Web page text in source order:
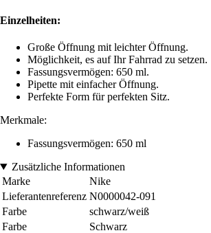
Einzelheiten:
Große Öffnung mit leichter Öffnung.
Möglichkeit, es auf Ihr Fahrrad zu setzen.
Fassungsvermögen: 650 ml.
Pipette mit einfacher Öffnung.
Perfekte Form für perfekten Sitz.
Merkmale:
Fassungsvermögen: 650 ml
Zusätzliche Informationen
Marke
Nike
Lieferantenreferenz N0000042-091
Farbe
schwarz/weiß
Farbe
Schwarz